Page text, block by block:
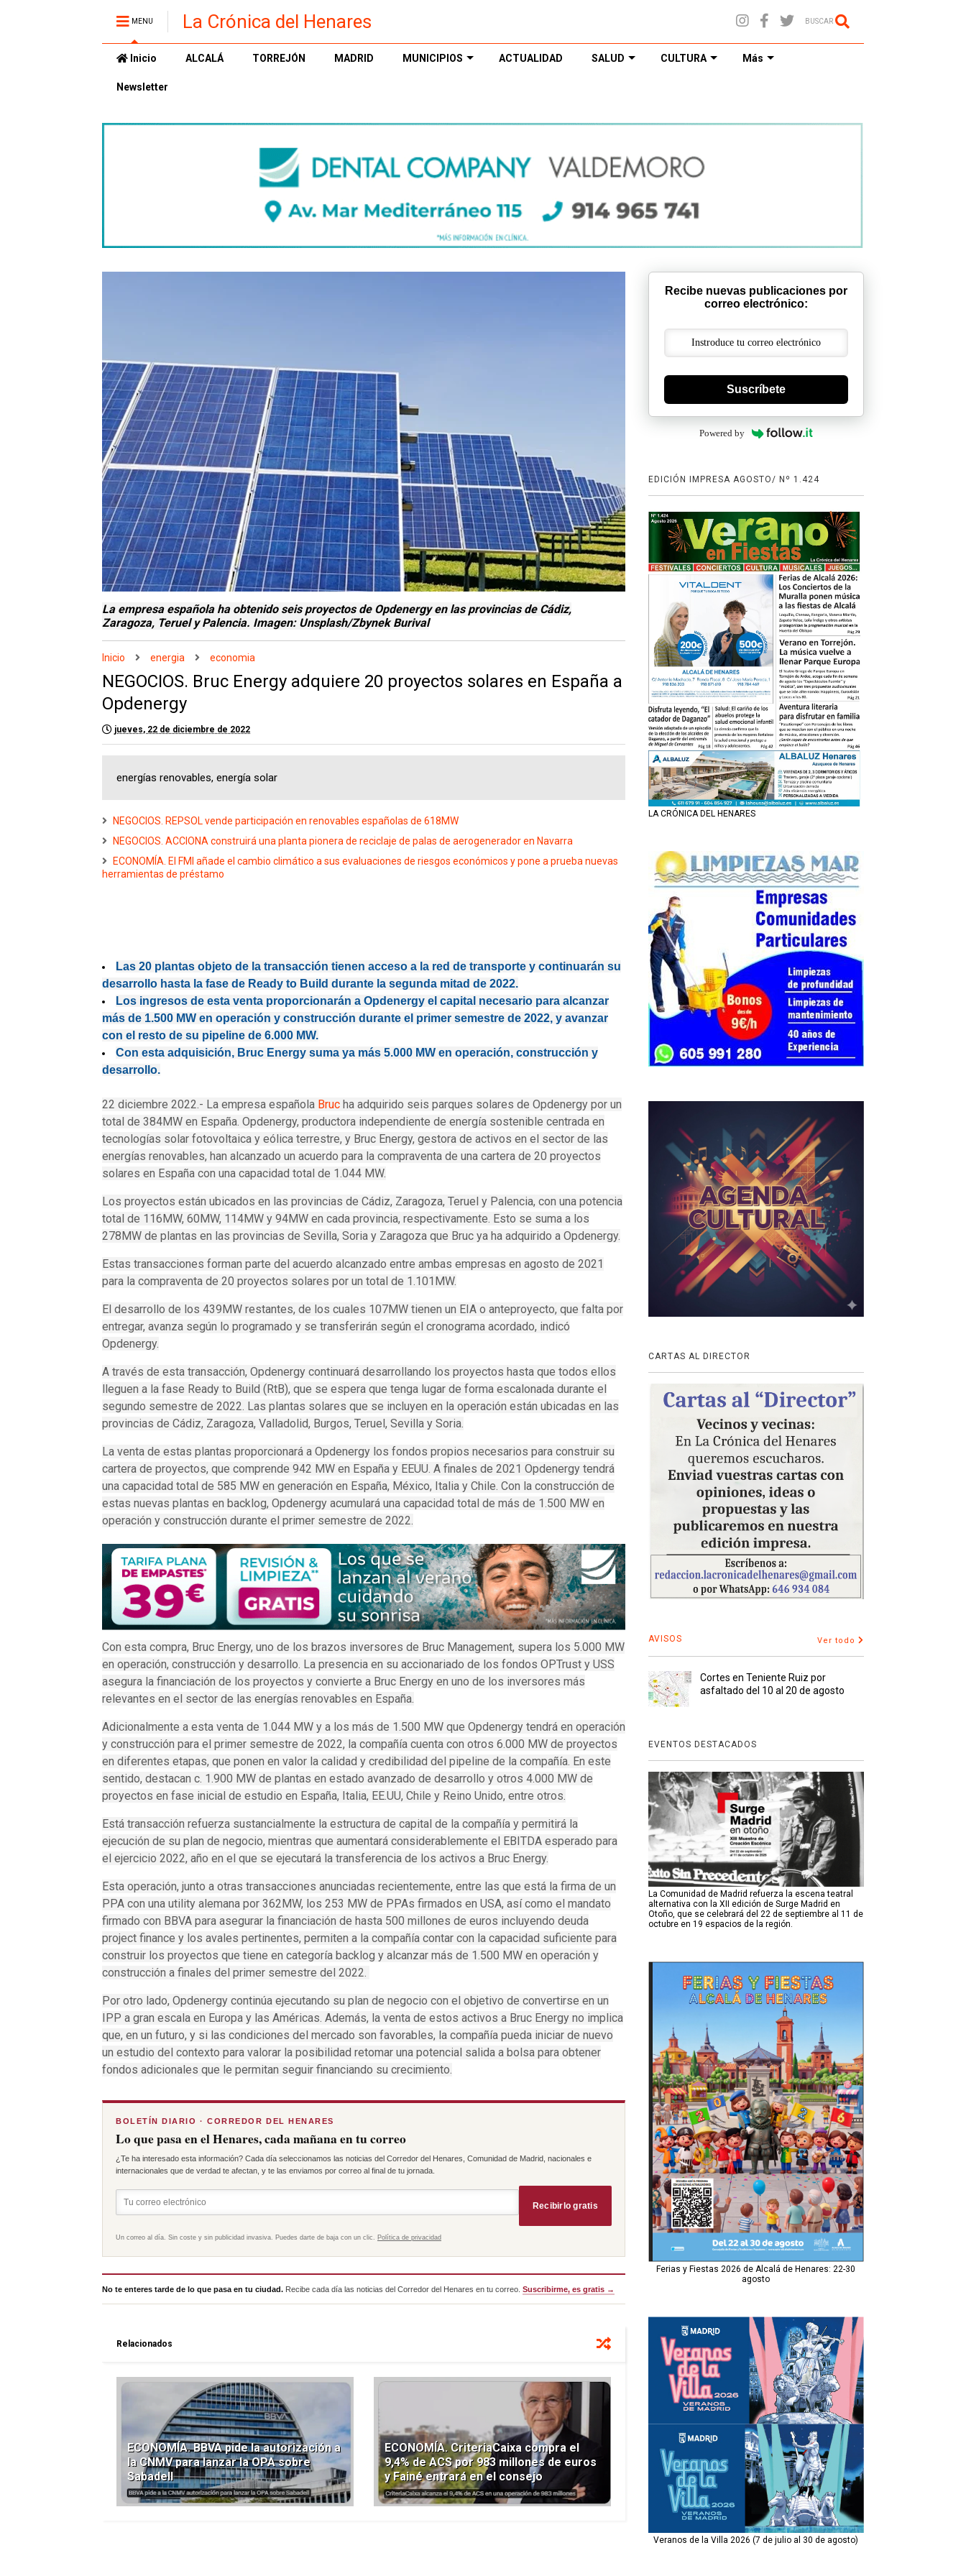
MENU La Crónica del Henares BUSCAR
Inicio ALCALÁ TORREJÓN MADRID MUNICIPIOS ACTUALIDAD SALUD CULTURA Más
Newsletter
La empresa española ha obtenido seis proyectos de Opdenergy en las provincias de Cádiz,
Zaragoza, Teruel y Palencia. Imagen: Unsplash/Zbynek Burival
Inicio energia economia
NEGOCIOS. Bruc Energy adquiere 20 proyectos solares en España a
Opdenergy
jueves, 22 de diciembre de 2022
energías renovables, energía solar
NEGOCIOS. REPSOL vende participación en renovables españolas de 618MW
NEGOCIOS. ACCIONA construirá una planta pionera de reciclaje de palas de aerogenerador en Navarra
ECONOMÍA. El FMI añade el cambio climático a sus evaluaciones de riesgos económicos y pone a prueba nuevas
herramientas de préstamo
Las 20 plantas objeto de la transacción tienen acceso a la red de transporte y continuarán su
desarrollo hasta la fase de Ready to Build durante la segunda mitad de 2022.
Los ingresos de esta venta proporcionarán a Opdenergy el capital necesario para alcanzar
más de 1.500 MW en operación y construcción durante el primer semestre de 2022, y avanzar
con el resto de su pipeline de 6.000 MW.
Con esta adquisición, Bruc Energy suma ya más 5.000 MW en operación, construcción y
desarrollo.
22 diciembre 2022.- La empresa española Bruc ha adquirido seis parques solares de Opdenergy por un
total de 384MW en España. Opdenergy, productora independiente de energía sostenible centrada en
tecnologías solar fotovoltaica y eólica terrestre, y Bruc Energy, gestora de activos en el sector de las
energías renovables, han alcanzado un acuerdo para la compraventa de una cartera de 20 proyectos
solares en España con una capacidad total de 1.044 MW.
Los proyectos están ubicados en las provincias de Cádiz, Zaragoza, Teruel y Palencia, con una potencia
total de 116MW, 60MW, 114MW y 94MW en cada provincia, respectivamente. Esto se suma a los
278MW de plantas en las provincias de Sevilla, Soria y Zaragoza que Bruc ya ha adquirido a Opdenergy.
Estas transacciones forman parte del acuerdo alcanzado entre ambas empresas en agosto de 2021
para la compraventa de 20 proyectos solares por un total de 1.101MW.
El desarrollo de los 439MW restantes, de los cuales 107MW tienen un EIA o anteproyecto, que falta por
entregar, avanza según lo programado y se transferirán según el cronograma acordado, indicó
Opdenergy.
A través de esta transacción, Opdenergy continuará desarrollando los proyectos hasta que todos ellos
lleguen a la fase Ready to Build (RtB), que se espera que tenga lugar de forma escalonada durante el
segundo semestre de 2022. Las plantas solares que se incluyen en la operación están ubicadas en las
provincias de Cádiz, Zaragoza, Valladolid, Burgos, Teruel, Sevilla y Soria.
La venta de estas plantas proporcionará a Opdenergy los fondos propios necesarios para construir su
cartera de proyectos, que comprende 942 MW en España y EEUU. A finales de 2021 Opdenergy tendrá
una capacidad total de 585 MW en generación en España, México, Italia y Chile. Con la construcción de
estas nuevas plantas en backlog, Opdenergy acumulará una capacidad total de más de 1.500 MW en
operación y construcción durante el primer semestre de 2022.
Con esta compra, Bruc Energy, uno de los brazos inversores de Bruc Management, supera los 5.000 MW
en operación, construcción y desarrollo. La presencia en su accionariado de los fondos OPTrust y USS
asegura la financiación de los proyectos y convierte a Bruc Energy en uno de los inversores más
relevantes en el sector de las energías renovables en España.
Adicionalmente a esta venta de 1.044 MW y a los más de 1.500 MW que Opdenergy tendrá en operación
y construcción para el primer semestre de 2022, la compañía cuenta con otros 6.000 MW de proyectos
en diferentes etapas, que ponen en valor la calidad y credibilidad del pipeline de la compañía. En este
sentido, destacan c. 1.900 MW de plantas en estado avanzado de desarrollo y otros 4.000 MW de
proyectos en fase inicial de estudio en España, Italia, EE.UU, Chile y Reino Unido, entre otros.
Está transacción refuerza sustancialmente la estructura de capital de la compañía y permitirá la
ejecución de su plan de negocio, mientras que aumentará considerablemente el EBITDA esperado para
el ejercicio 2022, año en el que se ejecutará la transferencia de los activos a Bruc Energy.
Esta operación, junto a otras transacciones anunciadas recientemente, entre las que está la firma de un
PPA con una utility alemana por 362MW, los 253 MW de PPAs firmados en USA, así como el mandato
firmado con BBVA para asegurar la financiación de hasta 500 millones de euros incluyendo deuda
project finance y los avales pertinentes, permiten a la compañía contar con la capacidad suficiente para
construir los proyectos que tiene en categoría backlog y alcanzar más de 1.500 MW en operación y
construcción a finales del primer semestre del 2022.
Por otro lado, Opdenergy continúa ejecutando su plan de negocio con el objetivo de convertirse en un
IPP a gran escala en Europa y las Américas. Además, la venta de estos activos a Bruc Energy no implica
que, en un futuro, y si las condiciones del mercado son favorables, la compañía pueda iniciar de nuevo
un estudio del contexto para valorar la posibilidad retomar una potencial salida a bolsa para obtener
fondos adicionales que le permitan seguir financiando su crecimiento.
BOLETÍN DIARIO · CORREDOR DEL HENARES
Lo que pasa en el Henares, cada mañana en tu correo
¿Te ha interesado esta información? Cada día seleccionamos las noticias del Corredor del Henares, Comunidad de Madrid, nacionales e
internacionales que de verdad te afectan, y te las enviamos por correo al final de tu jornada.
Recibirlo gratis
Un correo al día. Sin coste y sin publicidad invasiva. Puedes darte de baja con un clic. Política de privacidad
No te enteres tarde de lo que pasa en tu ciudad. Recibe cada día las noticias del Corredor del Henares en tu correo. Suscribirme, es gratis →
Relacionados
ECONOMÍA. BBVA pide la autorización a
la CNMV para lanzar la OPA sobre
Sabadell
ECONOMÍA. CriteriaCaixa compra el
9,4% de ACS por 983 millones de euros
y Fainé entrará en el consejo
Recibe nuevas publicaciones por
correo electrónico:
Suscríbete
Powered by
EDICIÓN IMPRESA AGOSTO/ Nº 1.424
LA CRÓNICA DEL HENARES
CARTAS AL DIRECTOR
AVISOS Ver todo
Cortes en Teniente Ruiz por
asfaltado del 10 al 20 de agosto
EVENTOS DESTACADOS
La Comunidad de Madrid refuerza la escena teatral
alternativa con la XII edición de Surge Madrid en
Otoño, que se celebrará del 22 de septiembre al 11 de
octubre en 19 espacios de la región.
Ferias y Fiestas 2026 de Alcalá de Henares: 22-30
agosto
Veranos de la Villa 2026 (7 de julio al 30 de agosto)